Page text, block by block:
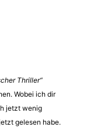
Thriller“
Wobei ich dir
jetzt wenig
gelesen habe.